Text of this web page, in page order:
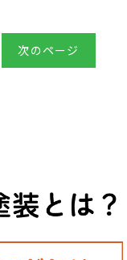
次のページ